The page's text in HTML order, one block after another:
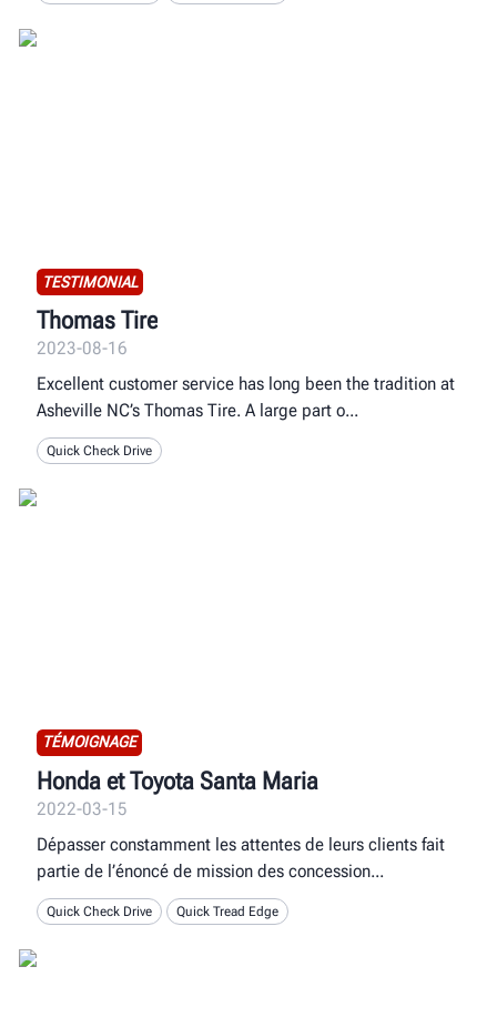
TESTIMONIAL
Thomas Tire
2023-08-16
Excellent customer service has long been the tradition at
Asheville NC’s Thomas Tire. A large part o
Quick Check Drive
TÉMOIGNAGE
Honda et Toyota Santa Maria
2022-03-15
Dépasser constamment les attentes de leurs clients fait
partie de l’énoncé de mission des concession
Quick Check Drive Quick Tread Edge